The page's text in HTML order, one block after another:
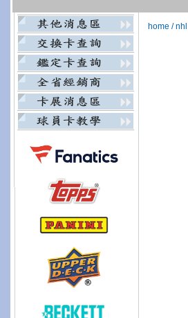
home /nhl